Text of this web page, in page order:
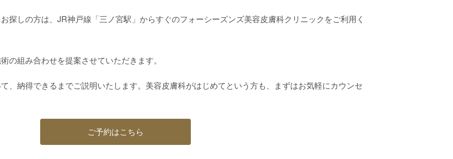
探しの方は、JR神戸線「三ノ宮駅」からすぐのフォーシーズンズ美容皮膚科クリニックをご利用く
の組み合わせを提案させていただきます。
、納得できるまでご説明いたします。美容皮膚科がはじめてという方も、まずはお気軽にカウンセ
ご予約はこちら